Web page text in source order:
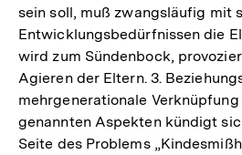
sein soll, muß zwangsläufig mit
Entwicklungsbedürfnissen die
wird zum Sündenbock,
Agieren der Eltern. 3.
mehrgenerationale
genannten Aspekten kündigt
Seite des Problems